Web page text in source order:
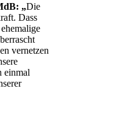
„Die
Dass
vernetzen
einmal